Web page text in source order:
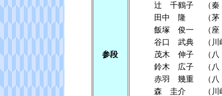
参段
辻 千鶴子
（
田中 隆
（
飯塚 俊一
（
谷口 武典
（
茂木 伸子
（
鈴木 広子
（
赤羽 幾重
（
森 圭介
（